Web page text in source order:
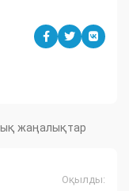
жаңалықтар
Оқылды: